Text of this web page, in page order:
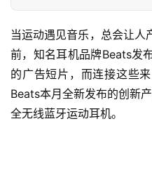
当运动遇见音乐，总会让人
前，知名耳机品牌Beats发
的广告短片，而连接这些
Beats本月全新发布的创新
全无线蓝牙运动耳机。